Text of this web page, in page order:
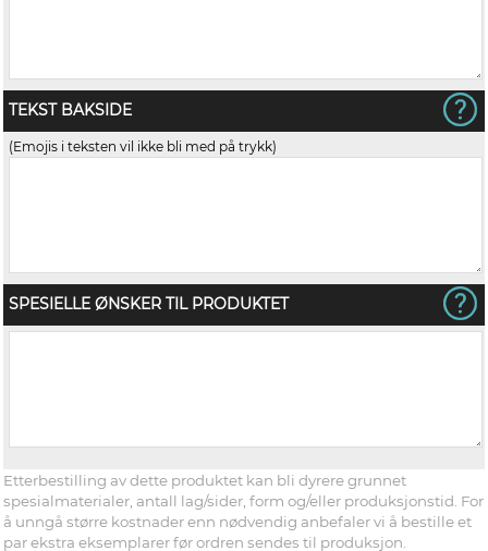
TEKST BAKSIDE
(Emojis i teksten vil ikke bli med på trykk)
SPESIELLE ØNSKER TIL PRODUKTET
Etterbestilling av dette produktet kan bli dyrere grunnet
spesialmaterialer, antall lag/sider, form og/eller produksjonstid. For
å unngå større kostnader enn nødvendig anbefaler vi å bestille et
par ekstra eksemplarer før ordren sendes til produksjon.